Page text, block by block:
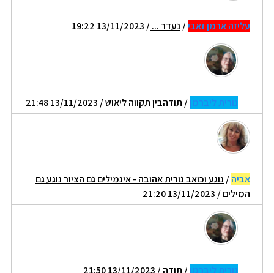
עליזה ארמן זאבי/ נעדר .../ 13/11/2023 19:22
נורית ליברמן/ תודהבין תקווה ליאוש/ 13/11/2023 21:48
אביה/ נוגע וכואב נורית אהובה - אינמילים גם הציור נוגע גם
המילים/ 13/11/2023 21:20
נורית ליברמן/ תודה/ 13/11/2023 21:50